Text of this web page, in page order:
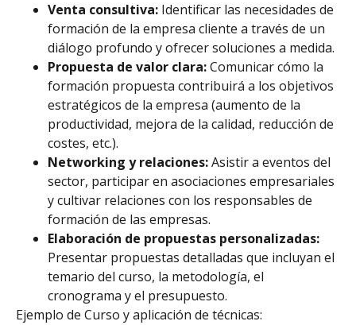
Venta consultiva: Identificar las necesidades de
formación de la empresa cliente a través de un
diálogo profundo y ofrecer soluciones a medida.
Propuesta de valor clara:Comunicar cómo la
formación propuesta contribuirá a los objetivos
estratégicos de la empresa (aumento de la
productividad, mejora de la calidad, reducción de
costes, etc.).
Networking y relaciones:Asistir a eventos del
sector, participar en asociaciones empresariales
y cultivar relaciones con los responsables de
formación de las empresas.
Elaboración de propuestas personalizadas:
Presentar propuestas detalladas que incluyan el
temario del curso, la metodología, el
cronograma y el presupuesto.
Ejemplo de Curso y aplicación de técnicas: